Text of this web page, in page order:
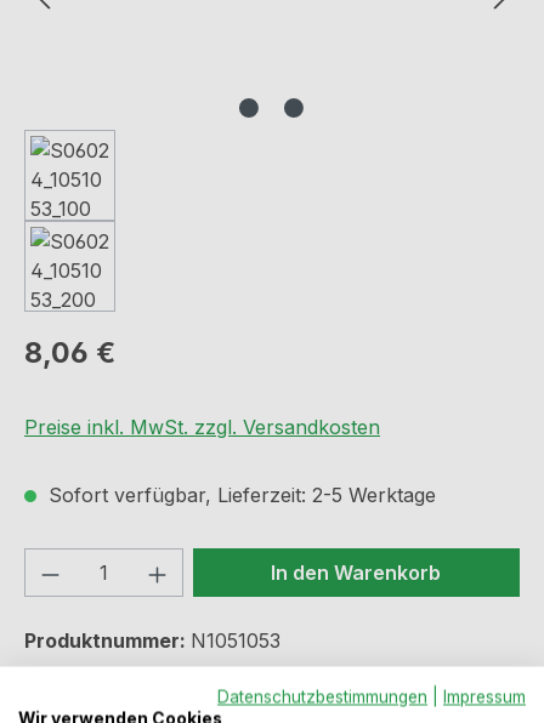
Regulärer Preis:
8,06 €
Preise inkl. MwSt. zzgl. Versandkosten
Sofort verfügbar, Lieferzeit: 2-5 Werktage
Produkt Anzahl: Gib denIn den Warenkorb
Produktnummer: N1051053
Datenschutzbestimmungen
Impressum
Wir verwenden Cookies